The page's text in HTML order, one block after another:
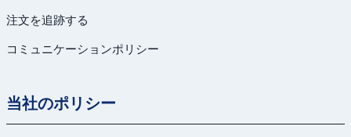
注文を追跡する
コミュニケーションポリシー
当社のポリシー